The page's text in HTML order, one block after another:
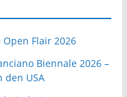
Flair 2026
Biennale 2026 –
den USA